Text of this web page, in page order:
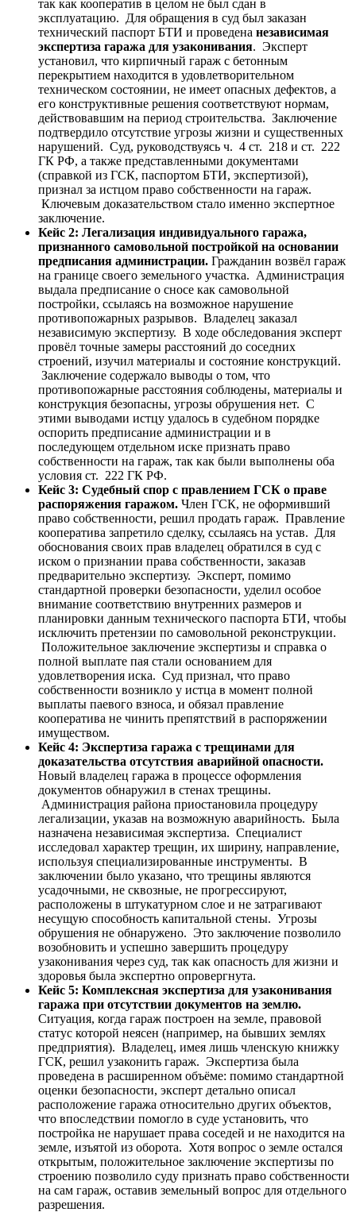
так как кооператив в целом не был сдан в
эксплуатацию. Для обращения в суд был заказан
технический паспорт БТИ и проведена независимая
экспертиза гаража для узаконивания. Эксперт
установил, что кирпичный гараж с бетонным
перекрытием находится в удовлетворительном
техническом состоянии, не имеет опасных дефектов, а
его конструктивные решения соответствуют нормам,
действовавшим на период строительства. Заключение
подтвердило отсутствие угрозы жизни и существенных
нарушений. Суд, руководствуясь ч. 4 ст. 218 и ст. 222
ГК РФ, а также представленными документами
(справкой из ГСК, паспортом БТИ, экспертизой),
признал за истцом право собственности на гараж.
Ключевым доказательством стало именно экспертное
заключение.
Кейс 2: Легализация индивидуального гаража,
признанного самовольной постройкой на основании
предписания администрации. Гражданин возвёл гараж
на границе своего земельного участка. Администрация
выдала предписание о сносе как самовольной
постройки, ссылаясь на возможное нарушение
противопожарных разрывов. Владелец заказал
независимую экспертизу. В ходе обследования эксперт
провёл точные замеры расстояний до соседних
строений, изучил материалы и состояние конструкций.
Заключение содержало выводы о том, что
противопожарные расстояния соблюдены, материалы и
конструкция безопасны, угрозы обрушения нет. С
этими выводами истцу удалось в судебном порядке
оспорить предписание администрации и в
последующем отдельном иске признать право
собственности на гараж, так как были выполнены оба
условия ст. 222 ГК РФ.
Кейс 3: Судебный спор с правлением ГСК о праве
распоряжения гаражом. Член ГСК, не оформивший
право собственности, решил продать гараж. Правление
кооператива запретило сделку, ссылаясь на устав. Для
обоснования своих прав владелец обратился в суд с
иском о признании права собственности, заказав
предварительно экспертизу. Эксперт, помимо
стандартной проверки безопасности, уделил особое
внимание соответствию внутренних размеров и
планировки данным технического паспорта БТИ, чтобы
исключить претензии по самовольной реконструкции.
Положительное заключение экспертизы и справка о
полной выплате пая стали основанием для
удовлетворения иска. Суд признал, что право
собственности возникло у истца в момент полной
выплаты паевого взноса, и обязал правление
кооператива не чинить препятствий в распоряжении
имуществом.
Кейс 4: Экспертиза гаража с трещинами для
доказательства отсутствия аварийной опасности.
Новый владелец гаража в процессе оформления
документов обнаружил в стенах трещины.
Администрация района приостановила процедуру
легализации, указав на возможную аварийность. Была
назначена независимая экспертиза. Специалист
исследовал характер трещин, их ширину, направление,
используя специализированные инструменты. В
заключении было указано, что трещины являются
усадочными, не сквозные, не прогрессируют,
расположены в штукатурном слое и не затрагивают
несущую способность капитальной стены. Угрозы
обрушения не обнаружено. Это заключение позволило
возобновить и успешно завершить процедуру
узаконивания через суд, так как опасность для жизни и
здоровья была экспертно опровергнута.
Кейс 5: Комплексная экспертиза для узаконивания
гаража при отсутствии документов на землю.
Ситуация, когда гараж построен на земле, правовой
статус которой неясен (например, на бывших землях
предприятия). Владелец, имея лишь членскую книжку
ГСК, решил узаконить гараж. Экспертиза была
проведена в расширенном объёме: помимо стандартной
оценки безопасности, эксперт детально описал
расположение гаража относительно других объектов,
что впоследствии помогло в суде установить, что
постройка не нарушает права соседей и не находится на
земле, изъятой из оборота. Хотя вопрос о земле остался
открытым, положительное заключение экспертизы по
строению позволило суду признать право собственности
на сам гараж, оставив земельный вопрос для отдельного
разрешения.